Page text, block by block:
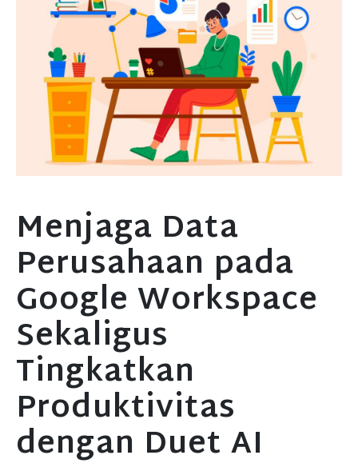
Menjaga Data
Perusahaan pada
Google Workspace
Sekaligus
Tingkatkan
Produktivitas
dengan Duet AI